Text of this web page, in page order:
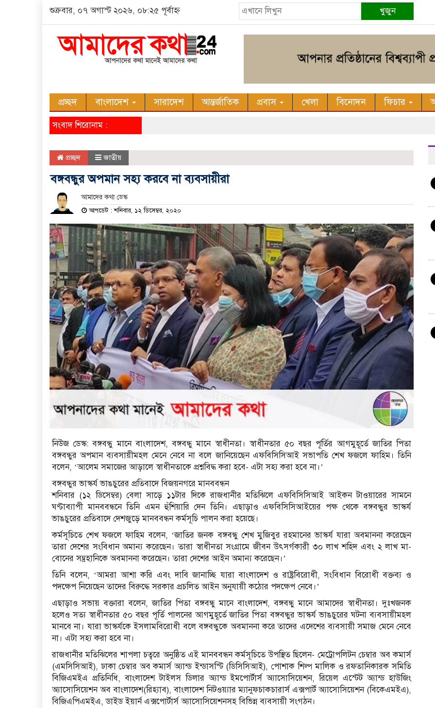
শুক্রবার, ০৭ অগাস্ট ২০২৬, ০৮:২৫ পূর্বাহ্ন খুজুন
প্রচ্ছদ বাংলাদেশ সারাদেশ আন্তর্জাতিক প্রবাস খেলা বিনোদন ফিচার
সংবাদ শিরোনাম :
প্রচ্ছদ জাতীয়
বঙ্গবন্ধুর অপমান সহ্য করবে না ব্যবসায়ীরা
আমাদের কথা ডেস্ক
আপডেট : শনিবার, ১২ ডিসেম্বর, ২০২০
নিউজ ডেস্ক: বঙ্গবন্ধু মানে বাংলাদেশ, বঙ্গবন্ধু মানে স্বাধীনতা। স্বাধীনতার ৫০ বছর পূর্তির আগমুহূর্তে জাতির পিতা
বঙ্গবন্ধুর অপমান ব্যবসায়ীমহল মেনে নেবে না বলে জানিয়েছেন এফবিসিসিআই সভাপতি শেখ ফজলে ফাহিম। তিনি
বলেন, ‘আলেম সমাজের আড়ালে স্বাধীনতাকে প্রশ্নবিদ্ধ করা হবে- এটা সহ্য করা হবে না।’
বঙ্গবন্ধুর ভাস্কর্য ভাঙচুরের প্রতিবাদে বিজয়নগরে মানববন্ধন
শনিবার (১২ ডিসেম্বর) বেলা সাড়ে ১১টার দিকে রাজধানীর মতিঝিলে এফবিসিসিআই আইকন টাওয়ারের সামনে
ঘণ্টাব্যাপী মানববন্ধনে তিনি এমন হুঁশিয়ারি দেন তিনি। এছাড়াও এফবিসিসিআইয়ের পক্ষ থেকে বঙ্গবন্ধুর ভাস্কর্য
ভাঙচুরের প্রতিবাদে দেশজুড়ে মানববন্ধন কর্মসূচি পালন করা হয়েছে।
কর্মসূচিতে শেখ ফজলে ফাহিম বলেন, ‘জাতির জনক বঙ্গবন্ধু শেখ মুজিবুর রহমানের ভাস্কর্য যারা অবমাননা করেছেন
তারা দেশের সংবিধান অমান্য করেছেন। তারা স্বাধীনতা সংগ্রামে জীবন উৎসর্গকারী ৩০ লাখ শহিদ এবং ২ লাখ মা-
বোনের সম্ভ্রহানিকে অবমাননা করেছেন। তারা দেশের আইন অমান্য করেছেন।’
তিনি বলেন, ‘আমরা আশা করি এবং দাবি জানাচ্ছি যারা বাংলাদেশ ও রাষ্ট্রবিরোধী, সংবিধান বিরোধী বক্তব্য ও
পদক্ষেপ নিয়েছেন তাদের বিরুদ্ধে সরকার প্রচলিত আইন অনুযায়ী কঠোর পদক্ষেপ নেবে।’
এছাড়াও সভায় বক্তারা বলেন, জাতির পিতা বঙ্গবন্ধু মানে বাংলাদেশ, বঙ্গবন্ধু মানে আমাদের স্বাধীনতা। দুঃখজনক
হলেও সত্য স্বাধীনতার ৫০ বছর পূর্তি পালনের আগমুহূর্তে জাতির পিতা বঙ্গবন্ধুর ভাস্কর্য ভাঙচুরের ঘটনা ব্যবসায়ীমহল
মানবে না। যারা ভাস্কর্যকে ইসলামবিরোধী বলে বঙ্গবন্ধুকে অবমাননা করে তাদের এদেশের ব্যবসায়ী সমাজ মেনে নেবে
না। এটা সহ্য করা হবে না।
রাজধানীর মতিঝিলের শাপলা চত্বরে অনুষ্ঠিত এই মানববন্ধন কর্মসূচিতে উপস্থিত ছিলেন- মেট্রোপলিটন চেম্বার অব কমার্স
(এমসিসিআই), ঢাকা চেম্বার অব কমার্স অ্যান্ড ইন্ডাসস্টি (ডিসিসিআই), পোশাক শিল্প মালিক ও রফতানিকারক সমিতি
বিজিএমইএ প্রতিনিধি, বাংলাদেশ টাইলস ডিলার অ্যান্ড ইমপোর্টার্স অ্যাসোসিয়েশন, রিয়েল এস্টেট অ্যান্ড হাউজিং
অ্যাসোসিয়েশন অব বাংলাদেশ(রিহ্যাব), বাংলাদেশ নিটওয়্যার ম্যানুফচাকচারার্স এক্সপার্ট অ্যাসোসিয়েশন (বিকেএমইএ),
বিজিএপিএমইএ, ডাইড ইয়ার্ন এক্সপোর্টার্স অ্যাসোসিয়েশনসহ বিভিন্ন ব্যবসায়ী সংগঠন।